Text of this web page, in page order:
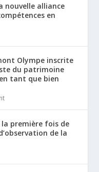
nouvelle alliance
en
Olympe inscrite
du patrimoine
en tant que bien
la première fois de
de la